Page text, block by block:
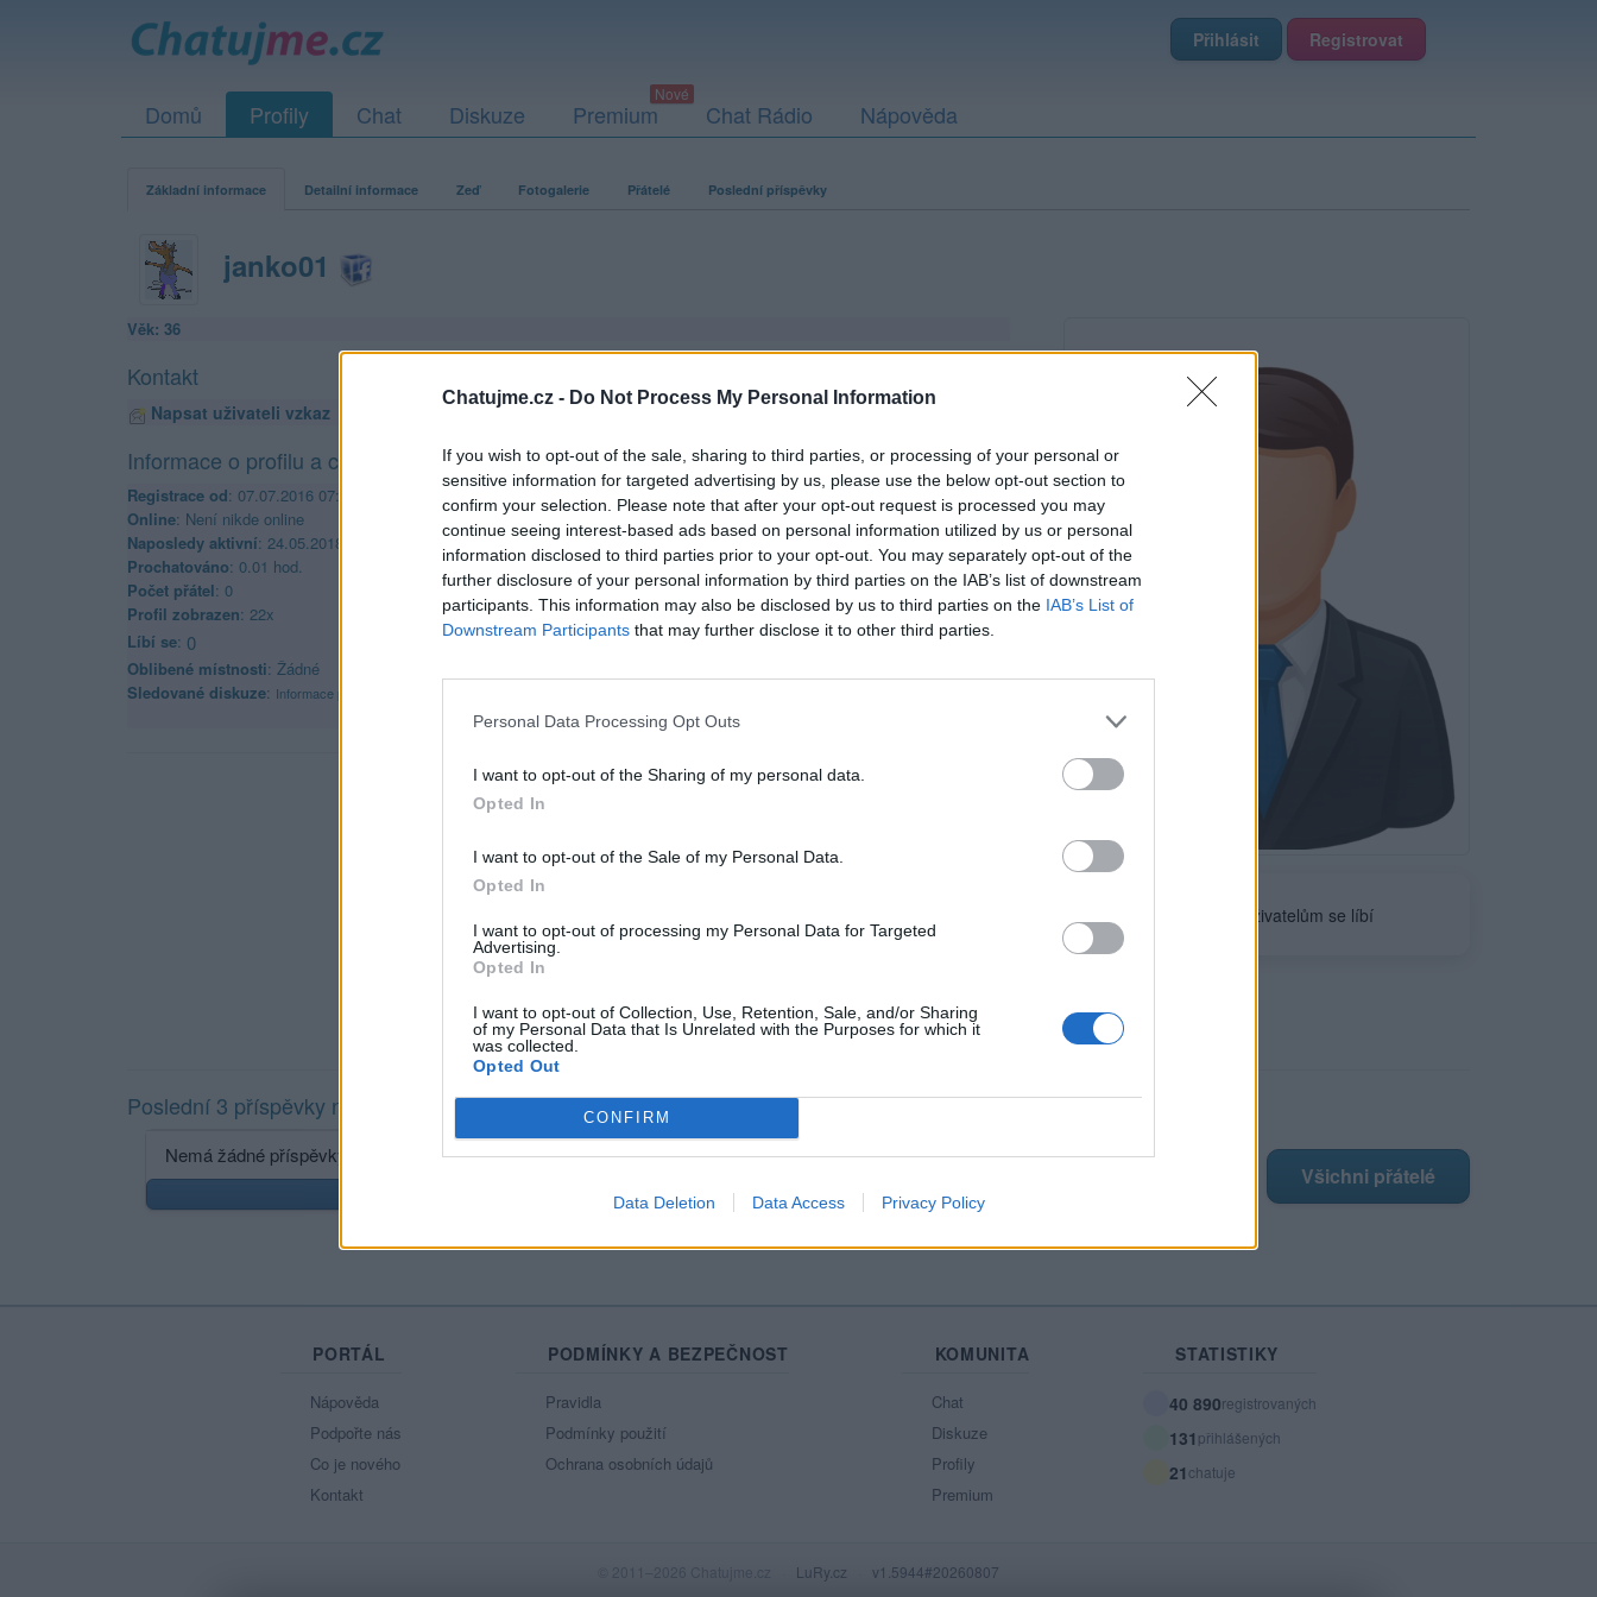
Chatujme.cz - Do Not Process My Personal Information
If you wish to opt-out of the sale, sharing to third parties, or processing of your personal or
sensitive information for targeted advertising by us, please use the below opt-out section to
confirm your selection. Please note that after your opt-out request is processed you may
continue seeing interest-based ads based on personal information utilized by us or personal
information disclosed to third parties prior to your opt-out. You may separately opt-out of the
further disclosure of your personal information by third parties on the IAB’s list of downstream
participants. This information may also be disclosed by us to third parties on the IAB’s List of
Downstream Participants that may further disclose it to other third parties.
Personal Data Processing Opt Outs
I want to opt-out of the Sharing of my personal data.
Opted In
I want to opt-out of the Sale of my Personal Data.
Opted In
I want to opt-out of processing my Personal Data for Targeted
Advertising.
Opted In
I want to opt-out of Collection, Use, Retention, Sale, and/or Sharing
of my Personal Data that Is Unrelated with the Purposes for which it
was collected.
Opted Out
CONFIRM
Data Deletion Data Access Privacy Policy
Přihlásit Registrovat
Domů Profily Chat Diskuze Premium Chat Rádio Nápověda
Základní informace Detailní informace Zeď Fotogalerie Přátelé Poslední příspěvky
janko01
uživatelům se líbí
Věk: 36
Kontakt
Napsat uživateli vzkaz
Informace o profilu a chatu
Registrace od: 07.07.2016 07:12
Online: Není nikde online
Naposledy aktivní: 24.05.2018 08:40
Prochatováno: 0.01 hod.
Počet přátel: 0
Profil zobrazen: 22x
Líbí se: 0
Oblibené místnosti: Žádné
Sledované diskuze: Informace pro uživatele
Poslední 3 příspěvky na mé zdi
Nemá žádné příspěvky
Zobrazit celou mou zeď
Moji nejnovější přátelé
Všichni přátelé
PORTÁL
Nápověda
Podpořte nás
Co je nového
Kontakt
PODMÍNKY A BEZPEČNOST
Pravidla
Podmínky použití
Ochrana osobních údajů
KOMUNITA
Chat
Diskuze
Profily
Premium
STATISTIKY
40 890registrovaných
131 přihlášených
21 chatuje
© 2011–2026 Chatujme.cz LuRy.cz v1.5944#20260807